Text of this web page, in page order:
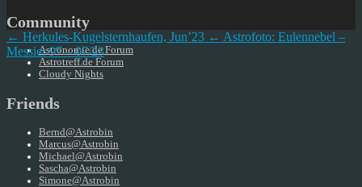
Community
Astronomie.de Forum
Astrotreff.de Forum
Cloudy Nights
Friends
Bernd@Astrobin
Marcus@Astrobin
Michael@Astrobin
Sascha@Astrobin
Simone@Astrobin
← Herkules-Kugelsternhaufen, Jun’23 ← Astrofoto: Eulennebel –
Messier 97 – 07/23